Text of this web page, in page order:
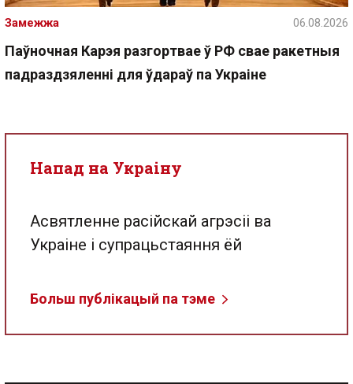
Паўночная Карэя разгортвае ў РФ свае ракетныя
падраздзяленні для ўдараў па Украіне
Замежжа 06.08.2026
Напад на Украіну
Асвятленне расійскай агрэсіі ва
Украіне і супрацьстаяння ёй
Больш публікацый па тэме